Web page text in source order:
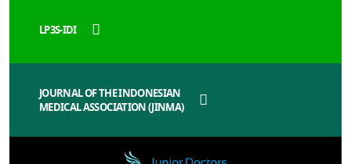
LP3S-IDI
JOURNAL OF THE INDONESIAN
MEDICAL ASSOCIATION (JINMA)